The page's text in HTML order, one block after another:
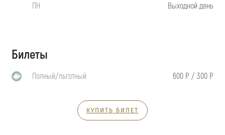
ПН
Выходной день
Билеты
Полный/льготный 600 Р / 300 Р
КУПИТЬ БИЛЕТ